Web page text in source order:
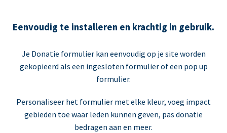
Eenvoudig te installeren en krachtig in gebruik.
Je Donatie formulier kan eenvoudig op je site worden
gekopieerd als een ingesloten formulier of een pop up
formulier.
Personaliseer het formulier met elke kleur, voeg impact
gebieden toe waar leden kunnen geven, pas donatie
bedragen aan en meer.